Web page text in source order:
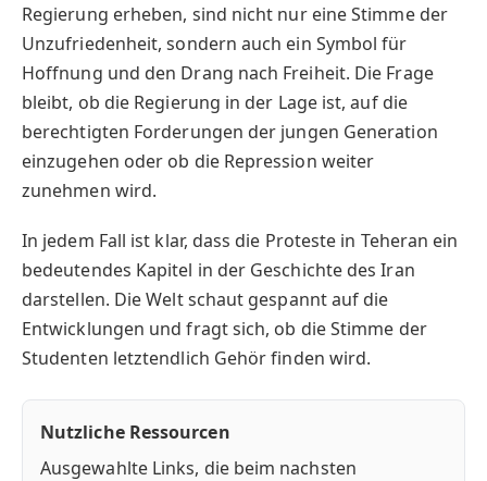
Regierung erheben, sind nicht nur eine Stimme der
Unzufriedenheit, sondern auch ein Symbol für
Hoffnung und den Drang nach Freiheit. Die Frage
bleibt, ob die Regierung in der Lage ist, auf die
berechtigten Forderungen der jungen Generation
einzugehen oder ob die Repression weiter
zunehmen wird.
In jedem Fall ist klar, dass die Proteste in Teheran ein
bedeutendes Kapitel in der Geschichte des Iran
darstellen. Die Welt schaut gespannt auf die
Entwicklungen und fragt sich, ob die Stimme der
Studenten letztendlich Gehör finden wird.
Nutzliche Ressourcen
Ausgewahlte Links, die beim nachsten